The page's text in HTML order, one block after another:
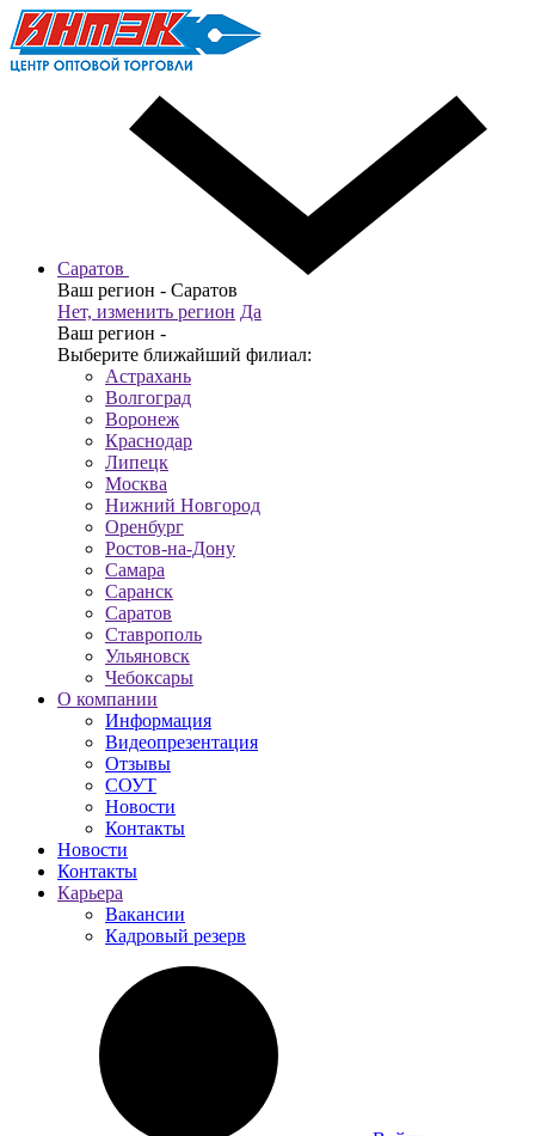
Саратов
Ваш регион - Саратов
Нет, изменить регион Да
Ваш регион -
Выберите ближайший филиал:
Астрахань
Волгоград
Воронеж
Краснодар
Липецк
Москва
Нижний Новгород
Оренбург
Ростов-на-Дону
Самара
Саранск
Саратов
Ставрополь
Ульяновск
Чебоксары
О компании
Информация
Видеопрезентация
Отзывы
СОУТ
Новости
Контакты
Новости
Контакты
Карьера
Вакансии
Кадровый резерв